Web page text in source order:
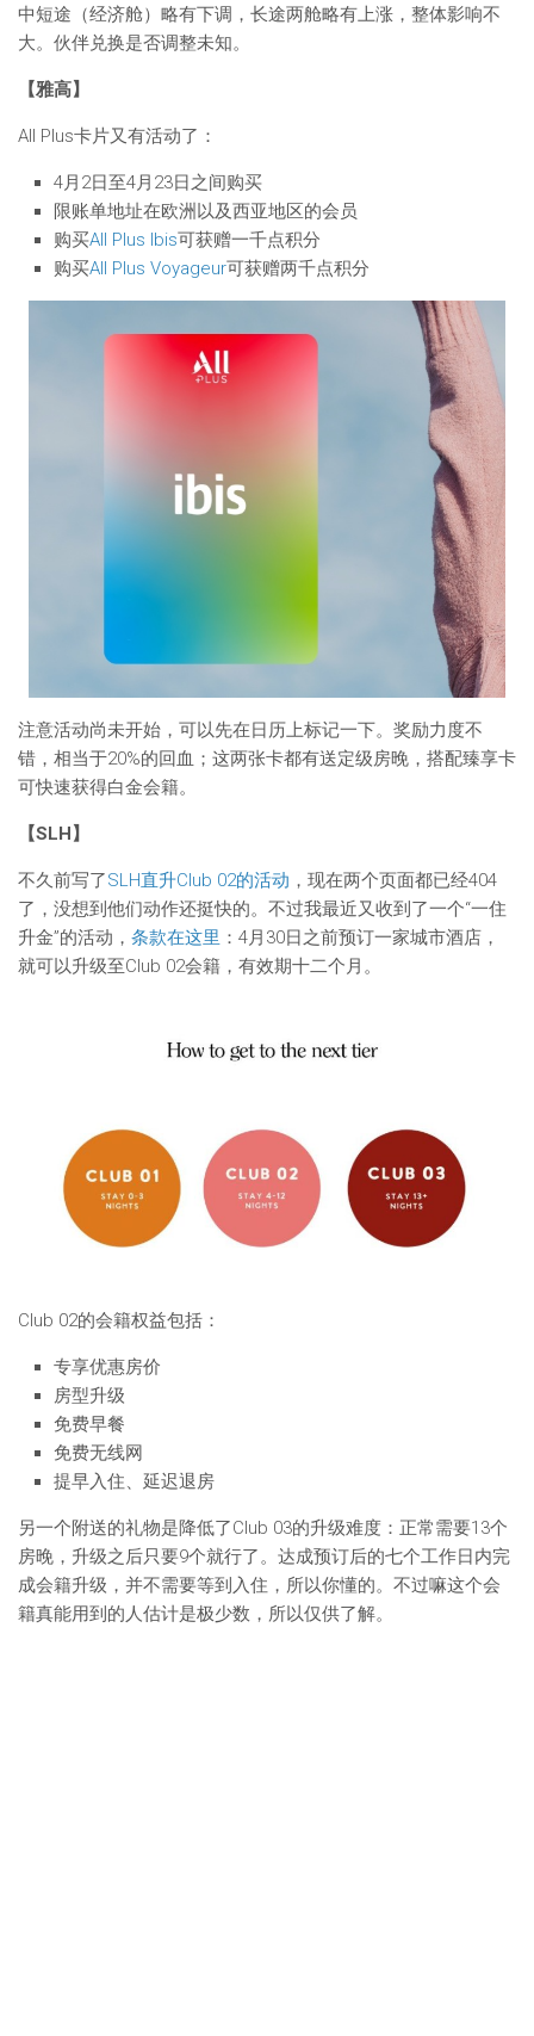
中短途（经济舱）略有下调，长途两舱略有上涨，整体影响不
大。伙伴兑换是否调整未知。
【雅高】
All Plus卡片又有活动了：
4月2日至4月23日之间购买
限账单地址在欧洲以及西亚地区的会员
购买All Plus Ibis可获赠一千点积分
购买All Plus Voyageur可获赠两千点积分
注意活动尚未开始，可以先在日历上标记一下。奖励力度不
错，相当于20%的回血；这两张卡都有送定级房晚，搭配臻享卡
可快速获得白金会籍。
【SLH】
不久前写了SLH直升Club 02的活动 ，现在两个页面都已经404
了，没想到他们动作还挺快的。不过我最近又收到了一个“一住
升金”的活动， 条款在这里 ：4月30日之前预订一家城市酒店，
就可以升级至Club 02会籍，有效期十二个月。
Club 02的会籍权益包括：
专享优惠房价
房型升级
免费早餐
免费无线网
提早入住、延迟退房
另一个附送的礼物是降低了Club 03的升级难度：正常需要13个
房晚，升级之后只要9个就行了。达成预订后的七个工作日内完
成会籍升级，并不需要等到入住，所以你懂的。不过嘛这个会
籍真能用到的人估计是极少数，所以仅供了解。